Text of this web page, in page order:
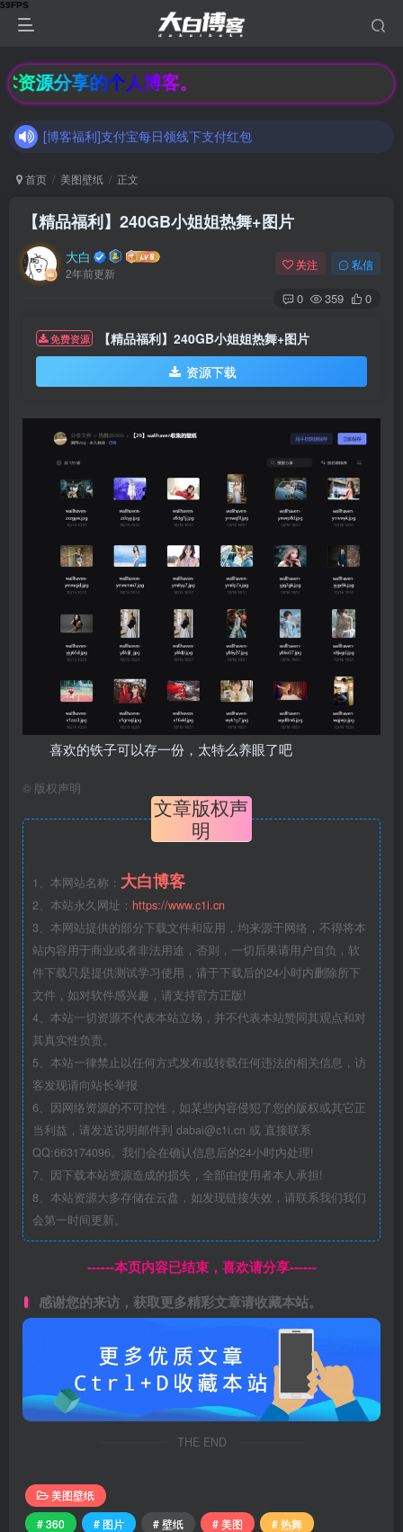
源分享的个人博客。
[博客福利]支付宝每日领线下支付红包
加入大白博客官方交流群，和其他小伙伴们一起讨论交流吧（有隐藏羊毛福利哟）速速来吧
[博客福利]支付宝每日领线下支付红包
首页 美图壁纸 正文
【精品福利】240GB小姐姐热舞+图片
大白
2年前更新
关注 私信
0 359 0
免费资源
【精品福利】240GB小姐姐热舞+图片
资源下载
喜欢的铁子可以存一份，太特么养眼了吧
© 版权声明
文章版权声
明
1、本网站名称： 大白博客
2、本站永久网址： https://www.c1i.cn
3、本网站提供的部分下载文件和应用，均来源于网络，不得将本
站内容用于商业或者非法用途，否则，一切后果请用户自负，软
件下载只是提供测试学习使用，请于下载后的24小时内删除所下
文件，如对软件感兴趣，请支持官方正版!
4、本站一切资源不代表本站立场，并不代表本站赞同其观点和对
其真实性负责。
5、本站一律禁止以任何方式发布或转载任何违法的相关信息，访
客发现请向站长举报
6、因网络资源的不可控性，如某些内容侵犯了您的版权或其它正
当利益，请发送说明邮件到 dabai@c1i.cn 或 直接联系
QQ:663174096。我们会在确认信息后的24小时内处理!
7、因下载本站资源造成的损失，全部由使用者本人承担!
8、本站资源大多存储在云盘，如发现链接失效，请联系我们我们
会第一时间更新。
------本页内容已结束，喜欢请分享------
感谢您的来访，获取更多精彩文章请收藏本站。
THE END
美图壁纸
# 360
# 图片 # 壁纸 # 美图 # 热舞